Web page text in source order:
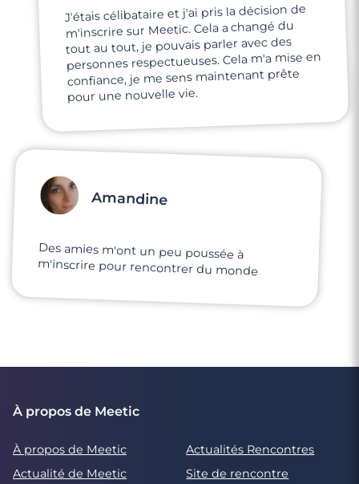
J'étais célibataire et j'ai pris la décision de
m'inscrire sur Meetic. Cela a changé du
tout au tout, je pouvais parler avec des
personnes respectueuses. Cela m'a mise en
confiance, je me sens maintenant prête
pour une nouvelle vie.
Amandine
Des amies m'ont un peu poussée à
m'inscrire pour rencontrer du monde
À propos de Meetic
À propos de Meetic
Actualités Rencontres
Actualité de Meetic
Site de rencontre